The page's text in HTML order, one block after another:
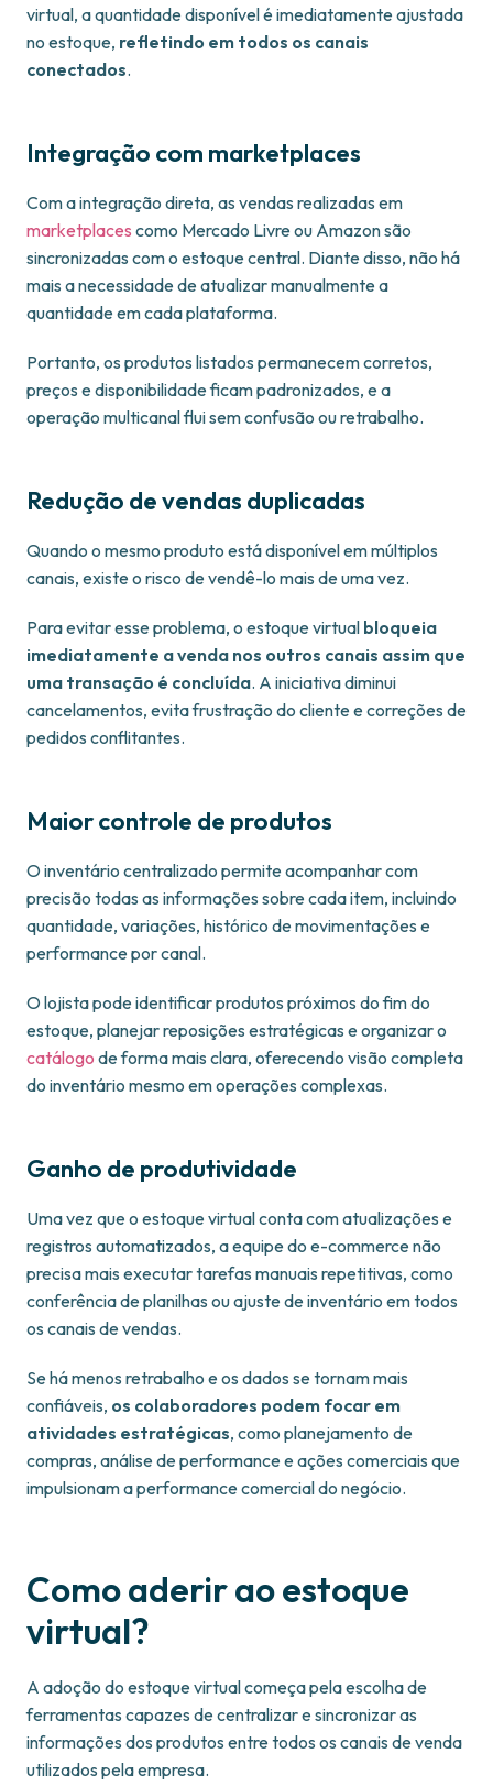
virtual, a quantidade disponível é imediatamente ajustada
no estoque, refletindo em todos os canais
conectados.
Integração com marketplaces
Com a integração direta, as vendas realizadas em
marketplaces como Mercado Livre ou Amazon são
sincronizadas com o estoque central. Diante disso, não há
mais a necessidade de atualizar manualmente a
quantidade em cada plataforma.
Portanto, os produtos listados permanecem corretos,
preços e disponibilidade ficam padronizados, e a
operação multicanal flui sem confusão ou retrabalho.
Redução de vendas duplicadas
Quando o mesmo produto está disponível em múltiplos
canais, existe o risco de vendê-lo mais de uma vez.
Para evitar esse problema, o estoque virtual bloqueia
imediatamente a venda nos outros canais assim que
uma transação é concluída. A iniciativa diminui
cancelamentos, evita frustração do cliente e correções de
pedidos conflitantes.
Maior controle de produtos
O inventário centralizado permite acompanhar com
precisão todas as informações sobre cada item, incluindo
quantidade, variações, histórico de movimentações e
performance por canal.
O lojista pode identificar produtos próximos do fim do
estoque, planejar reposições estratégicas e organizar o
catálogo de forma mais clara, oferecendo visão completa
do inventário mesmo em operações complexas.
Ganho de produtividade
Uma vez que o estoque virtual conta com atualizações e
registros automatizados, a equipe do e-commerce não
precisa mais executar tarefas manuais repetitivas, como
conferência de planilhas ou ajuste de inventário em todos
os canais de vendas.
Se há menos retrabalho e os dados se tornam mais
confiáveis, os colaboradores podem focar em
atividades estratégicas, como planejamento de
compras, análise de performance e ações comerciais que
impulsionam a performance comercial do negócio.
Como aderir ao estoque
virtual?
A adoção do estoque virtual começa pela escolha de
ferramentas capazes de centralizar e sincronizar as
informações dos produtos entre todos os canais de venda
utilizados pela empresa.